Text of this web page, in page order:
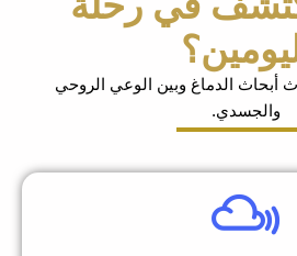
وبين الوعي الروحي